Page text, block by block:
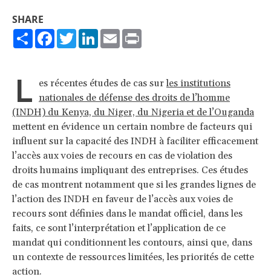
SHARE
ShareFacebook
TwitterLinkedIn
Email
L es récentes études de cas surles institutions
nationales de défense des droits de l’homme
(INDH) du Kenya, du Niger, du Nigeria et de l’Ouganda
mettent en évidence un certain nombre de facteurs qui
influent sur la capacité des INDH à faciliter efficacement
l’accès aux voies de recours en cas de violation des
droits humains impliquant des entreprises. Ces études
de cas montrent notamment que si les grandes lignes de
l’action des INDH en faveur de l’accès aux voies de
recours sont définies dans le mandat officiel, dans les
faits, ce sont l’interprétation et l’application de ce
mandat qui conditionnent les contours, ainsi que, dans
un contexte de ressources limitées, les priorités de cette
action.